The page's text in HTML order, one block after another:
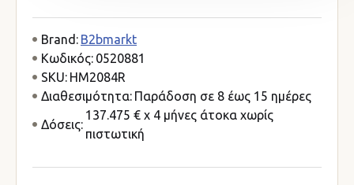
Brand: B2bmarkt
Κωδικός: 0520881
SKU: HM2084R
Διαθεσιμότητα: Παράδοση σε 8 έως 15 ημέρες
Δόσεις:
137.475 € x 4 μήνες άτοκα χωρίς
πιστωτική